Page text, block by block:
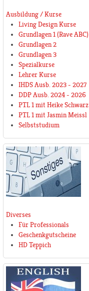
Ausbildung / Kurse
Living Design Kurse
Grundlagen 1 (Rave ABC)
Grundlagen 2
Grundlagen 3
Spezialkurse
Lehrer Kurse
IHDS Ausb. 2023 - 2027
DDP Ausb. 2024 - 2026
PTL 1 mit Heike Schwarz
PTL 1 mit Jasmin Meissl
Selbststudium
Diverses
Für Professionals
Geschenkgutscheine
HD Teppich